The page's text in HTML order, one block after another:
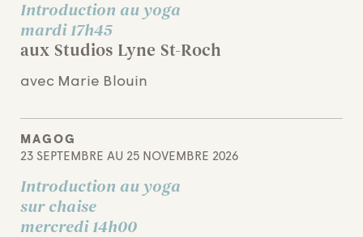
Introduction au yoga
mardi 17h45
aux Studios Lyne St-Roch
avec Marie Blouin
MAGOG
23 SEPTEMBRE AU 25 NOVEMBRE 2026
Introduction au yoga
sur chaise
mercredi 14h00